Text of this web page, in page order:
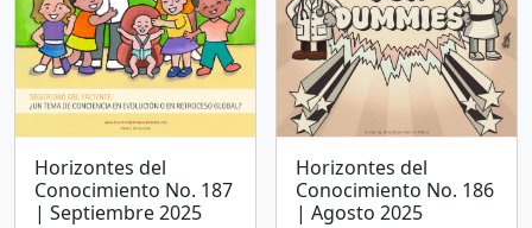
Horizontes del
Conocimiento No. 187
| Septiembre 2025
Horizontes del
Conocimiento No. 186
| Agosto 2025